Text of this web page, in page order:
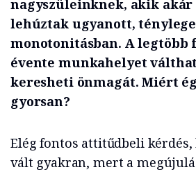
nagyszüleinknek, akik akár
lehúztak ugyanott,
monotonitásban. A
évente munkahelyet
keresheti önmagát. Miért
gyorsan?
Elég fontos attitűdbeli
vált gyakran, mert a